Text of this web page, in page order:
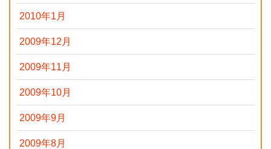
2010年1月
2009年12月
2009年11月
2009年10月
2009年9月
2009年8月